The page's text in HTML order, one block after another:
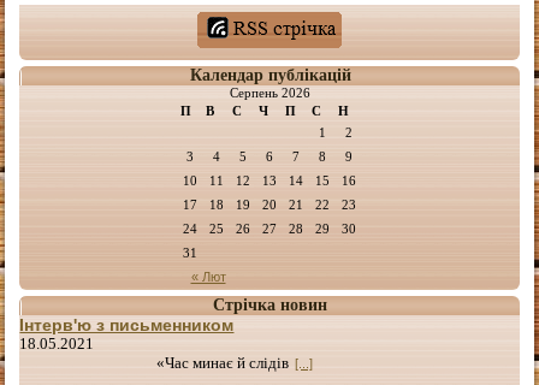
Календар публікацій
Серпень 2026
П
В С Ч П С Н
« Лют
1
2
3
4 5 6 7 8
9
10
11 12 13 14 15
16
17
18 19 20 21 22
23
24
25 26 27 28 29
30
31
Стрічка новин
Інтерв'ю з письменником
18.05.2021
«Час минає й слідів [...]